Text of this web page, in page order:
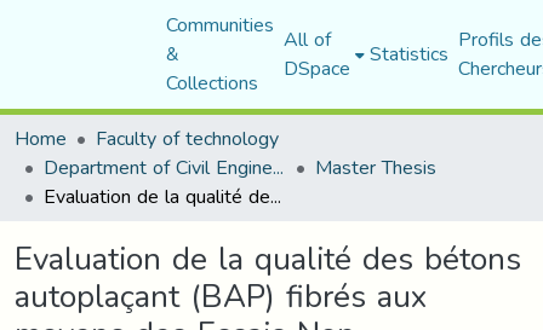
Communities
&
Collections
All of
DSpace Statistics Profils
Home
Faculty of technology
Department of Civil Engineering Master Thesis
Evaluation de la qualité des bétons autoplaçant (BAP) fibrés aux moyens des Essais Non-Destructifs (END) et essai direct
Evaluation de la qualité des bétons
autoplaçant (BAP) fibrés aux